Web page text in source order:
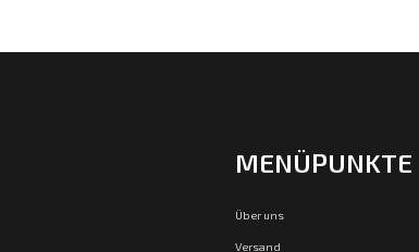
MENÜPUNKTE
Über uns
Versand